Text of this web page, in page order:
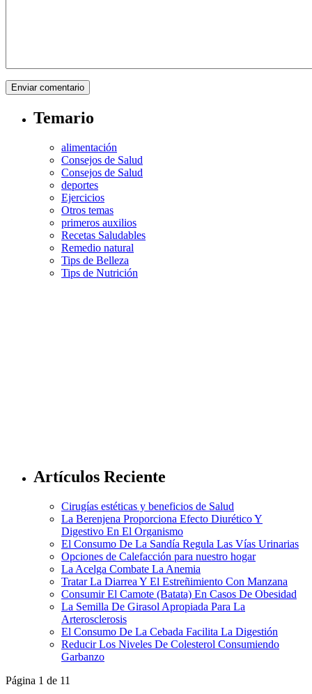
Temario
alimentación
Consejos de Salud
Consejos de Salud
deportes
Ejercicios
Otros temas
primeros auxilios
Recetas Saludables
Remedio natural
Tips de Belleza
Tips de Nutrición
Artículos Reciente
Cirugías estéticas y beneficios de Salud
La Berenjena Proporciona Efecto Diurético Y
Digestivo En El Organismo
El Consumo De La Sandía Regula Las Vías Urinarias
Opciones de Calefacción para nuestro hogar
La Acelga Combate La Anemia
Tratar La Diarrea Y El Estreñimiento Con Manzana
Consumir El Camote (Batata) En Casos De Obesidad
La Semilla De Girasol Apropiada Para La
Arterosclerosis
El Consumo De La Cebada Facilita La Digestión
Reducir Los Niveles De Colesterol Consumiendo
Garbanzo
Página 1 de 11